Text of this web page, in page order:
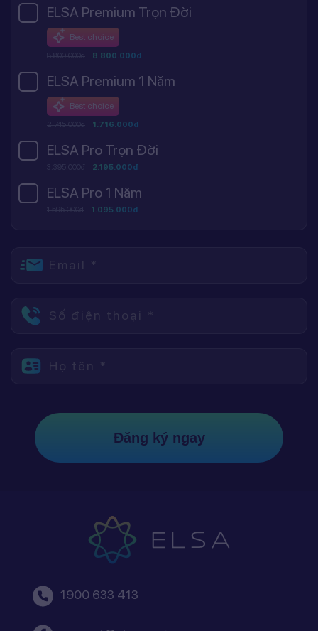
ELSA Premium Trọn Đời
Best choice
8.800.000đ 8.800.000đ
ELSA Premium 1 Năm
Best choice
2.745.000đ 1.716.000đ
ELSA Pro Trọn Đời
3.395.000đ 2.195.000đ
ELSA Pro 1 Năm
1.595.000đ 1.095.000đ
Email *
Số điện thoại *
Họ tên *
Đăng ký ngay
1900 633 413